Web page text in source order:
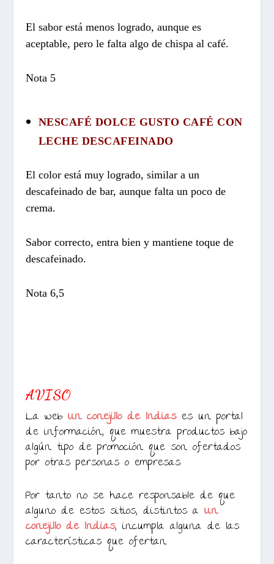
El sabor está menos logrado, aunque es
aceptable, pero le falta algo de chispa al café.
Nota 5
NESCAFÉ DOLCE GUSTO CAFÉ CON
LECHE DESCAFEINADO
El color está muy logrado, similar a un
descafeinado de bar, aunque falta un poco de
crema.
Sabor correcto, entra bien y mantiene toque de
descafeinado.
Nota 6,5
AVISO
La webUn conejillo de Indias es un portal
de información, que muestra productos bajo
algún tipo de promoción que son ofertados
por otras personas o empresas.
Por tanto no se hace responsable de que
alguno de estos sitios, distintos aUn
conejillo de Indias, incumpla alguna de las
características que ofertan.